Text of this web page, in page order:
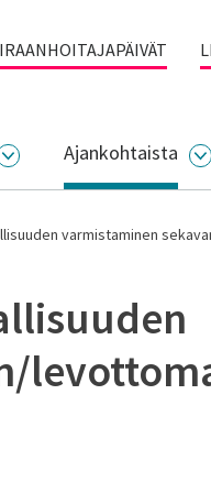
AVAA ALASIVUJEN
Ajankohtaista
varmistaminen